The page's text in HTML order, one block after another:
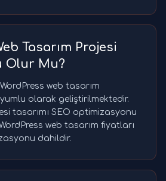
Tasarım Projesi
Olur Mu?
web tasarım
olarak geliştirilmektedir.
tasarımı SEO optimizasyonu
web tasarım fiyatları
dahildir.